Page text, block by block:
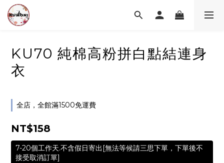
KU70 純棉高粉拼白點結連身
衣
全店，全館滿1500免運費
NT$158
7-20個工作天.不含假日寄出[無法等候請三思下單，下單後不
接受取消訂單]